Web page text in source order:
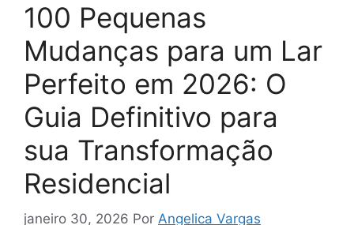
100 Pequenas
Mudanças para um Lar
Perfeito em 2026: O
Guia Definitivo para
sua Transformação
Residencial
janeiro 30, 2026 Por Angelica Vargas